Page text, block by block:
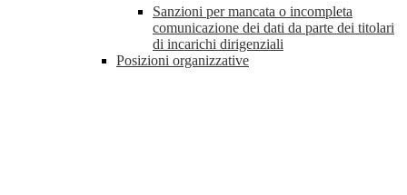
Sanzioni per mancata o incompleta
comunicazione dei dati da parte dei titolari
di incarichi dirigenziali
Posizioni organizzative